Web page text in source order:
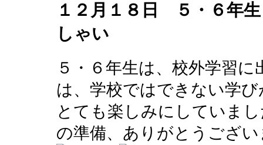
１２月１８日 ５・６年
しゃい
５・６年生は、校外学習
は、学校ではできない学
とても楽しみにしていま
の準備、ありがとうござ